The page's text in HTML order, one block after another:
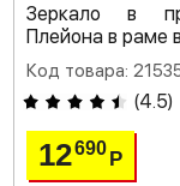
Зеркало в
Плейона в раме
Код товара:
(4.5)
12690Р